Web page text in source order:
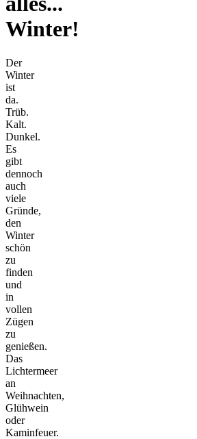
Winter!
Der
Winter
ist
da.
Trüb.
Kalt.
Dunkel.
Es
gibt
dennoch
auch
viele
Gründe,
den
Winter
schön
zu
finden
und
in
vollen
Zügen
zu
genießen.
Das
Lichtermeer
an
Weihnachten,
Glühwein
oder
Kaminfeuer.